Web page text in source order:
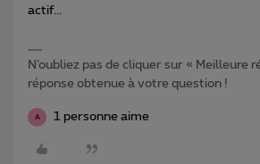
actif...
N’oubliez pas de cliquer sur « Meilleure
réponse obtenue à votre question !
A 1 personne aime